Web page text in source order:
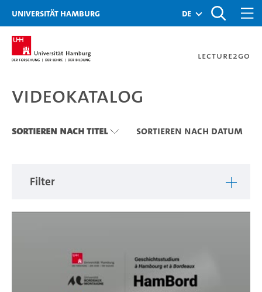
Zu den Filtern
Zur Metanavigation
Zur Hauptnavigation
Zur Suche
Zum Inhalt
Zum Seitenfuss
Universität Hamburg de
Lecture2Go
Videokatalog
Videokatalog
Sortieren nach Titel Sortieren nach Datum
Filter